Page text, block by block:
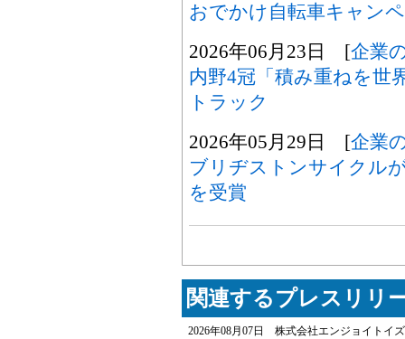
おでかけ自転車キャン
2026年06月23日 [企業
内野4冠「積み重ねを世
トラック
2026年05月29日 [企業
ブリヂストンサイクル
を受賞
関連するプレスリリ
2026年08月07日 株式会社エンジョイトイ